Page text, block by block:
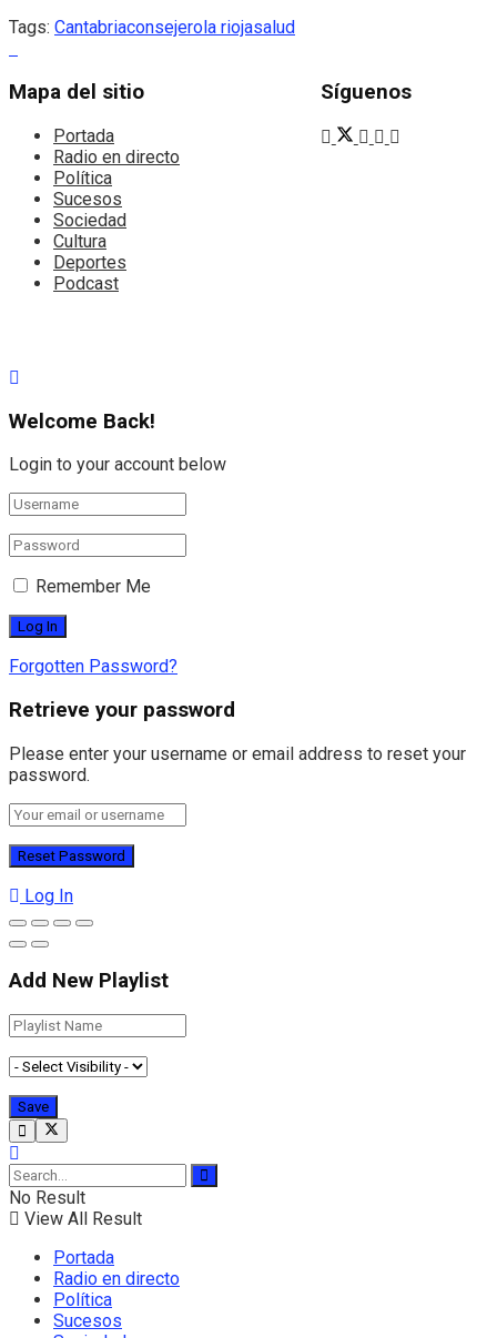
Tags: Cantabriaconsejero la riojasalud
Mapa del sitio
Portada
Radio en directo
Política
Sucesos
Sociedad
Cultura
Deportes
Podcast
Síguenos
Welcome Back!
Login to your account below
Remember Me
Forgotten Password?
Retrieve your password
Please enter your username or email address to reset your
password.
Log In
Add New Playlist
No Result
View All Result
Portada
Radio en directo
Política
Sucesos